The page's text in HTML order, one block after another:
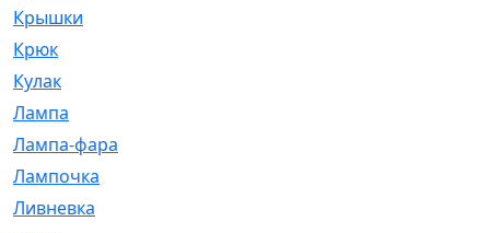
Крышки
Крюк
Кулак
Лампа
Лампа-фара
Лампочка
Ливневка